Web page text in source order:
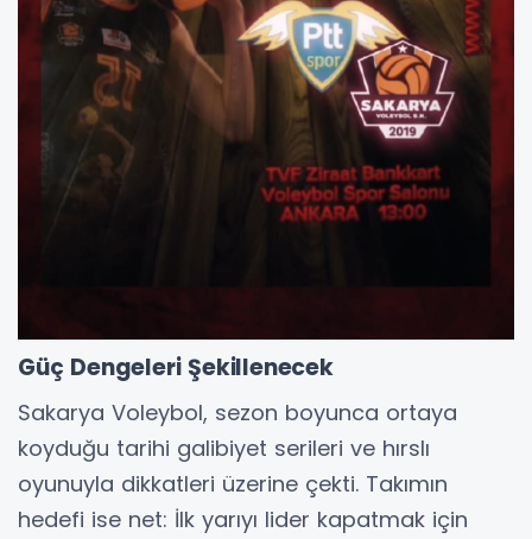
Güç Dengeleri Şekillenecek
Sakarya Voleybol, sezon boyunca ortaya
koyduğu tarihi galibiyet serileri ve hırslı
oyunuyla dikkatleri üzerine çekti. Takımın
hedefi ise net: İlk yarıyı lider kapatmak için